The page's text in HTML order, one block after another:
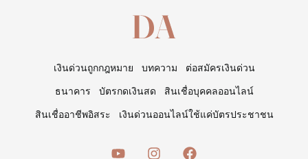
เงินด่วนถูกกฎหมาย บทความ
ต่อสมัครเงินด่วน
ธนาคาร
บัตรกดเงินสด
สินเชื่อบุคคลออนไลน์
สินเชื่ออาชีพอิสระ
เงินด่วนออนไลน์ใช้แค่บัตรประชาชน